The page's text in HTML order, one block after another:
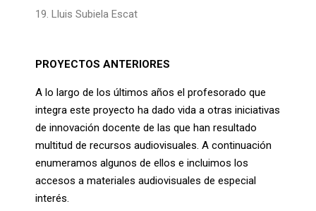
Lluis Subiela Escat
PROYECTOS ANTERIORES
A lo largo de los últimos años el profesorado que
integra este proyecto ha dado vida a otras iniciativas
de innovación docente de las que han resultado
multitud de recursos audiovisuales. A continuación
enumeramos algunos de ellos e incluimos los
accesos a materiales audiovisuales de especial
interés.